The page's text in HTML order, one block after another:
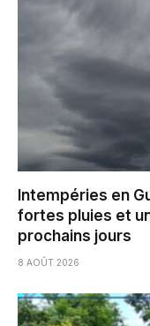
Intempéries en
fortes pluies et
prochains jours
8 AOÛT 2026